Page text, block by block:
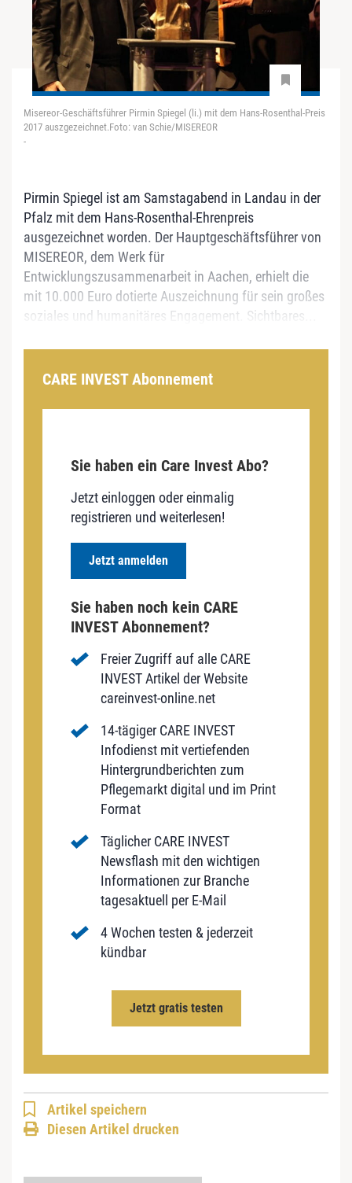
Misereor-Geschäftsführer Pirmin Spiegel (li.) mit dem Hans-Rosenthal-Preis
2017 auszgezeichnet.Foto: van Schie/MISEREOR
-
Pirmin Spiegel ist am Samstagabend in Landau in der
Pfalz mit dem Hans-Rosenthal-Ehrenpreis
ausgezeichnet worden. Der Hauptgeschäftsführer von
MISEREOR, dem Werk für
Entwicklungszusammenarbeit in Aachen, erhielt die
mit 10.000 Euro dotierte Auszeichnung für sein großes
soziales und humanitäres Engagement. Sichtbares...
CARE INVEST Abonnement
Sie haben ein Care Invest Abo?
Jetzt einloggen oder einmalig
registrieren und weiterlesen!
Jetzt anmelden
Sie haben noch kein CARE
INVEST Abonnement?
Freier Zugriff auf alle CARE
INVEST Artikel der Website
careinvest-online.net
14-tägiger CARE INVEST
Infodienst mit vertiefenden
Hintergrundberichten zum
Pflegemarkt digital und im Print
Format
Täglicher CARE INVEST
Newsflash mit den wichtigen
Informationen zur Branche
tagesaktuell per E-Mail
4 Wochen testen & jederzeit
kündbar
Jetzt gratis testen
Artikel speichern
Diesen Artikel drucken